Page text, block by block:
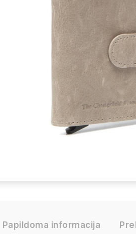
Papildoma informacija